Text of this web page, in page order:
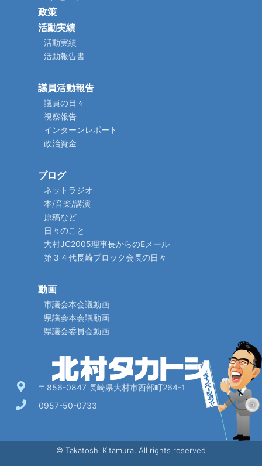
政策
活動実績
活動実績
活動報告書
議員活動報告
議員の日々
視察報告
インターンレポート
政治資金
ブログ
ネットラジオ
本/音楽/講演
原稿など
日々のこと
大村JC2005理事長からのEメール
第３４代長崎ブロック会長の日々
動画
市議会本会議動画
県議会本会議動画
県議会委員会動画
〒856-0847 長崎県大村市西部町264-1
0957-50-0733
© Takatoshi Kitamura, All rights reserved